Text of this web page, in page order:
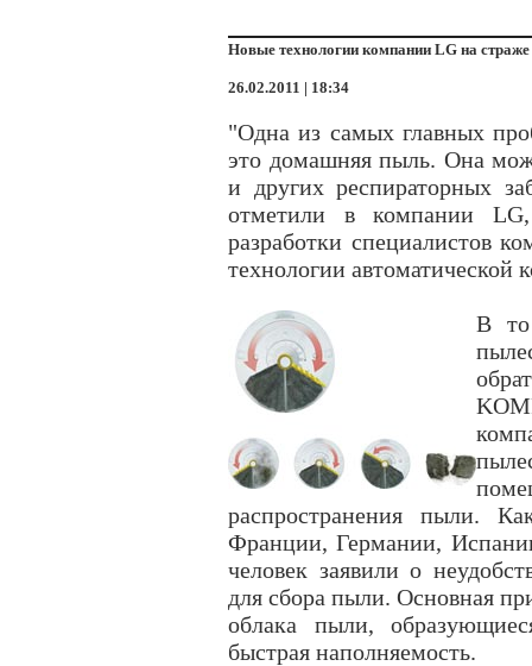
Новые технологии компании LG на страже
26.02.2011 | 18:34
"Одна из самых главных
это домашняя пыль. Она
и других респираторных
отметили в компании
разработки специалистов
технологии
В то
распространения пыли.
Франции, Германии,
человек заявили о
для сбора пыли. Основная
облака пыли,
быстрая наполняемость.